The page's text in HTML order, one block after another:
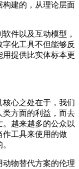
构建的，从理论层面
件以及互动模型，
化工具不但能够反
提供比实体标本更
心之处在于，我们
类方面的利益，而去
越来越多的公众以
作工具来使用的做
物替代方案的伦理